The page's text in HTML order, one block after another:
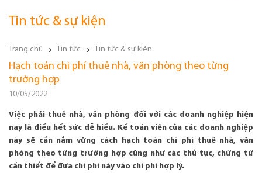
Tin tức & sự kiện
Trang chủ Tin tức Tin tức & sự kiện
Hạch toán chi phí thuê nhà, văn phòng theo từng
trường hợp
10/05/2022
Việc phải thuê nhà, văn phòng đối với các doanh nghiệp hiện
nay là điều hết sức dễ hiểu. Kế toán viên của các doanh nghiệp
này sẽ cần nắm vững cách hạch toán chi phí thuê nhà, văn
phòng theo từng trường hợp cũng như các thủ tục, chứng từ
cần thiết để đưa chi phí này vào chi phí hợp lý.